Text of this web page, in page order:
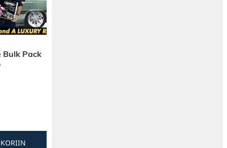
Bulk Pack